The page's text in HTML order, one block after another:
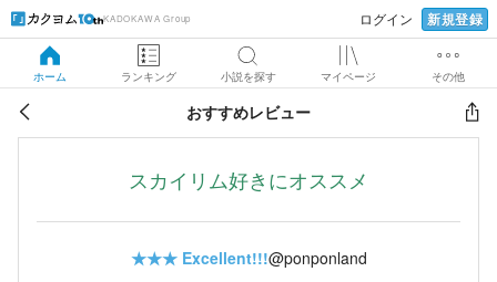
KADOKAWA Group ログイン 新規登録
ホーム ランキング 小説を探す マイページ その他
おすすめレビュー
スカイリム好きにオススメ
★★★ Excellent!!!@ponponland